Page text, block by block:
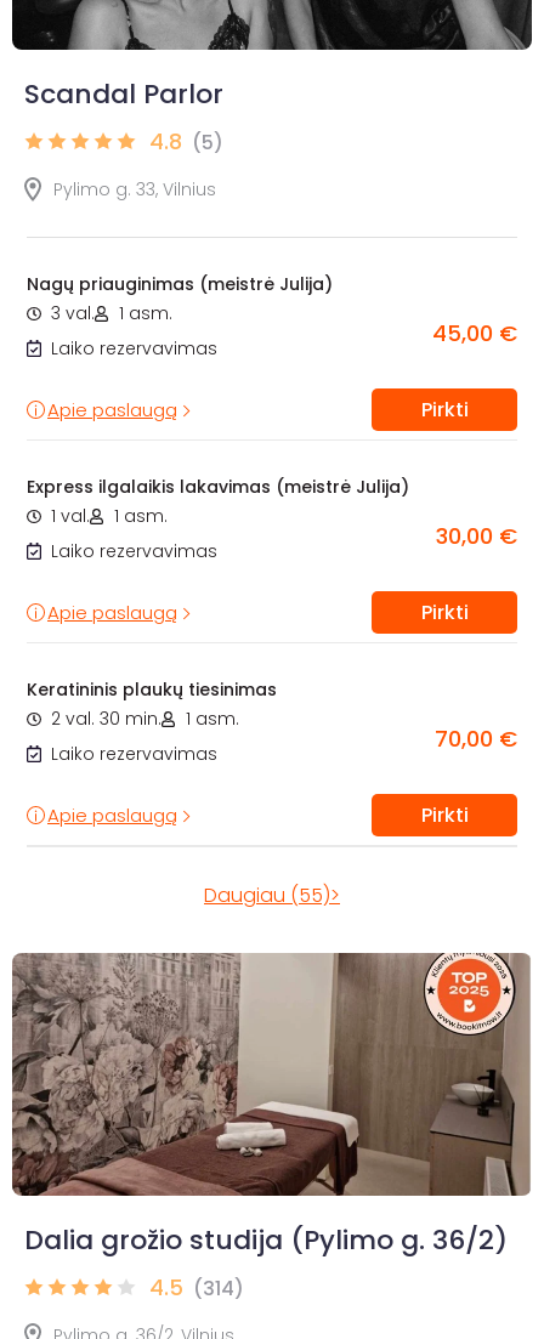
Scandal Parlor
4.8 (5)
Pylimo g. 33, Vilnius
Nagų priauginimas (meistrė Julija)
3 val.
1 asm.
Laiko rezervavimas
45,00 €
Apie paslaugą Pirkti
Express ilgalaikis lakavimas (meistrė Julija)
1 val.
1 asm.
Laiko rezervavimas
30,00 €
Apie paslaugą Pirkti
Keratininis plaukų tiesinimas
2 val. 30 min.
1 asm.
Laiko rezervavimas
70,00 €
Apie paslaugą Pirkti
Daugiau (55)>
Dalia grožio studija (Pylimo g. 36/2)
4.5 (314)